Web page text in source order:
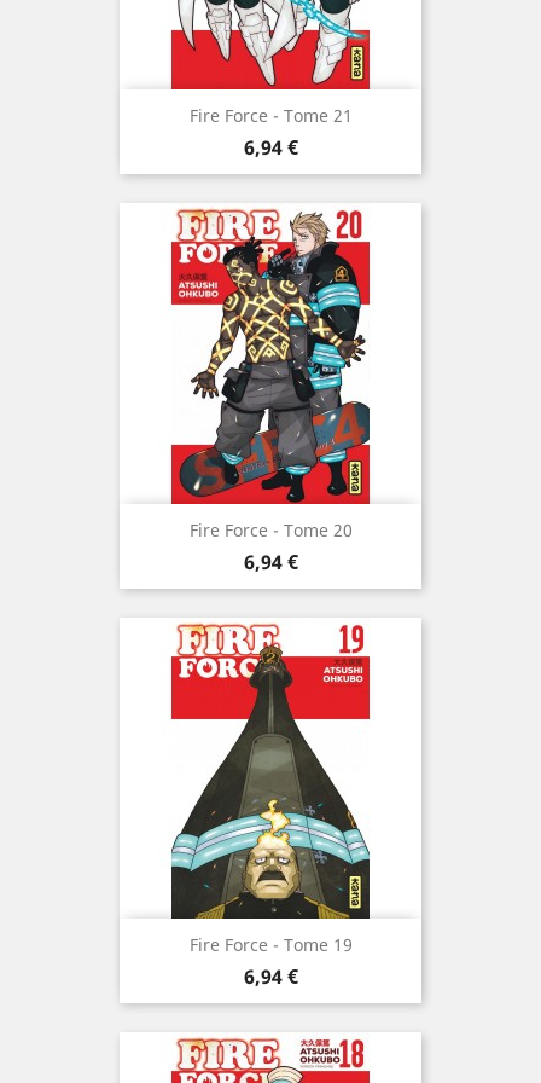
Fire Force - Tome 21
Prix
6,94 €
Fire Force - Tome 20
Prix
6,94 €
Fire Force - Tome 19
Prix
6,94 €